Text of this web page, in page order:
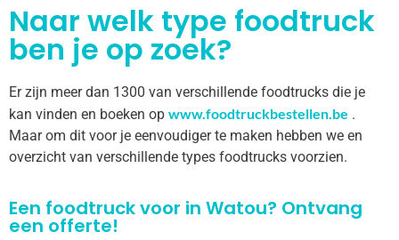
Naar welk type foodtruck
ben je op zoek?
Er zijn meer dan 1300 van verschillende foodtrucks die je
kan vinden en boeken op www.foodtruckbestellen.be .
Maar om dit voor je eenvoudiger te maken hebben we en
overzicht van verschillende types foodtrucks voorzien.
Een foodtruck voor in Watou? Ontvang
een offerte!